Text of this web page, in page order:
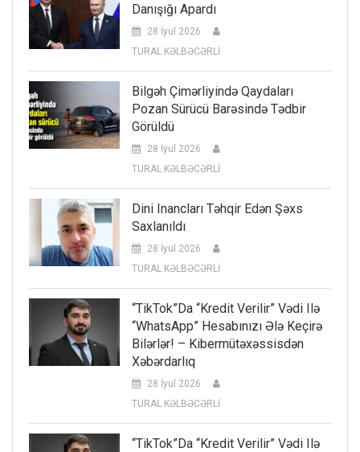
Danışığı Apardı
28 İyul 2026
TURAL KƏLBƏCƏRLİ
Bilgəh Çimərliyində Qaydaları
Pozan Sürücü Barəsində Tədbir
Görüldü
28 İyul 2026
TURAL KƏLBƏCƏRLİ
Dini Inancları Təhqir Edən Şəxs
Saxlanıldı
28 İyul 2026
TURAL KƏLBƏCƏRLİ
“TikTok”da “kredit Verilir” Vədi Ilə
“WhatsApp” Hesabınızı Ələ Keçirə
Bilərlər! – Kibermütəxəssisdən
Xəbərdarlıq
28 İyul 2026
TURAL KƏLBƏCƏRLİ
“TikTok”da “kredit Verilir” Vədi Ilə